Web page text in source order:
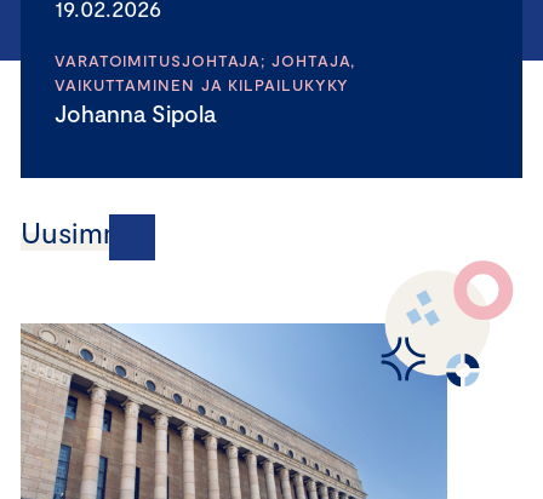
19.02.2026
VARATOIMITUSJOHTAJA; JOHTAJA,
VAIKUTTAMINEN JA KILPAILUKYKY
Johanna Sipola
Uusimmat